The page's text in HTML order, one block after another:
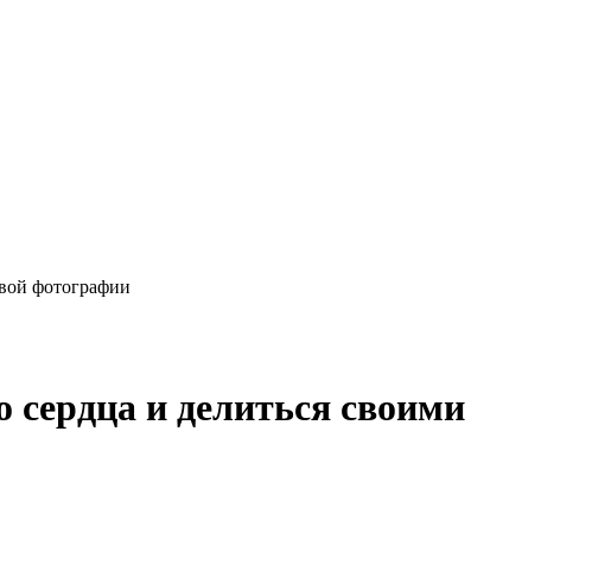
фотографии
и делиться своими